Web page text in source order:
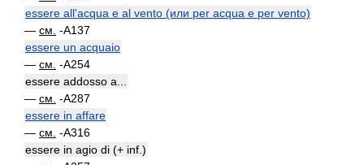
essere all'acqua e al vento (или per acqua e per vento)
— см. -A137
essere un acquaio
— см. -A254
essere addosso a...
— см. -A287
essere in affare
— см. -A316
essere in agio di (+ inf.)